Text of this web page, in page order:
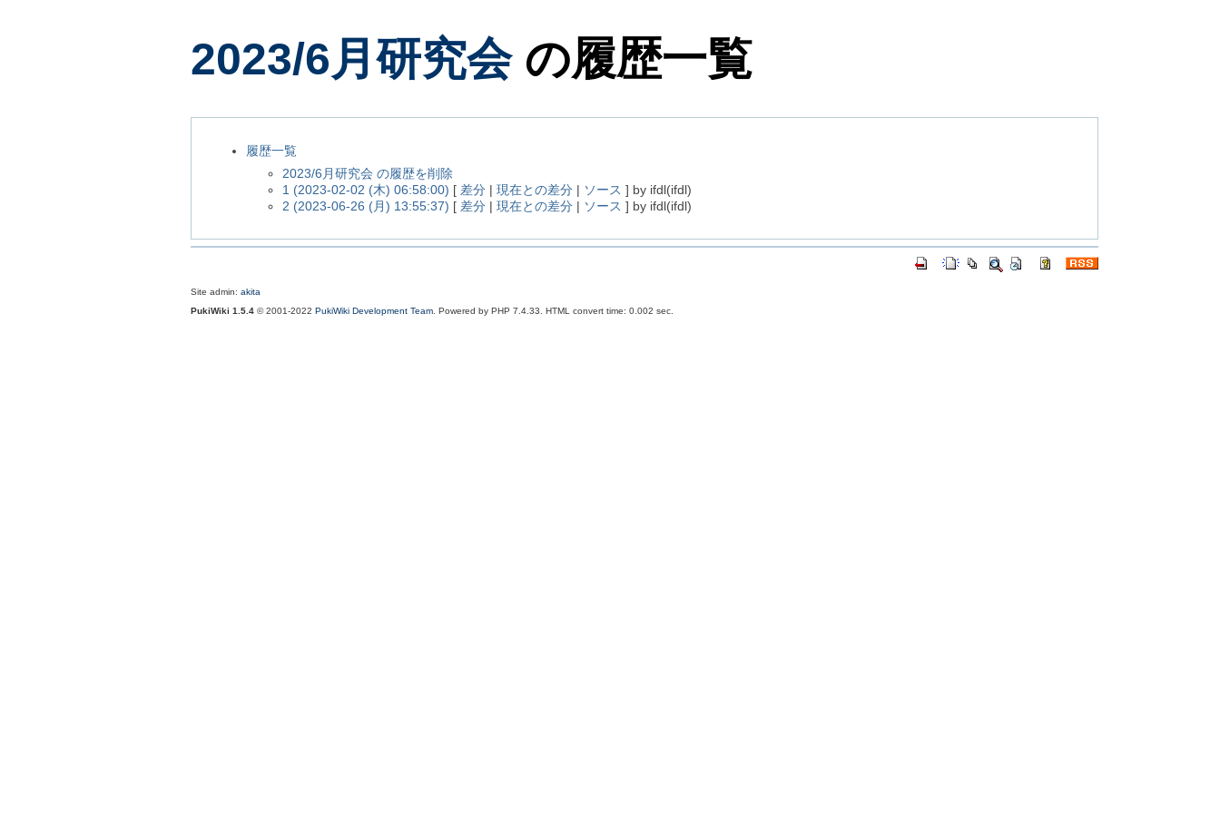
2023/6月研究会の履歴一覧
履歴一覧
2023/6月研究会 の履歴を削除
1 (2023-02-02 (木) 06:58:00) [ 差分 | 現在との差分 | ソース ] by ifdl(ifdl)
2 (2023-06-26 (月) 13:55:37) [ 差分 | 現在との差分 | ソース ] by ifdl(ifdl)
Site admin: akita
PukiWiki 1.5.4 © 2001-2022 PukiWiki Development Team . Powered by PHP 7.4.33. HTML convert time: 0.002 sec.